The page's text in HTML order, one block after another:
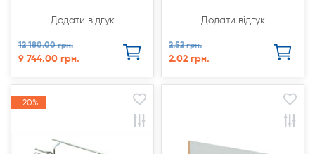
Додати відгук
12 180.00 грн.
9 744.00 грн.
Додати відгук
2.52 грн.
2.02 грн.
-20%
-20%